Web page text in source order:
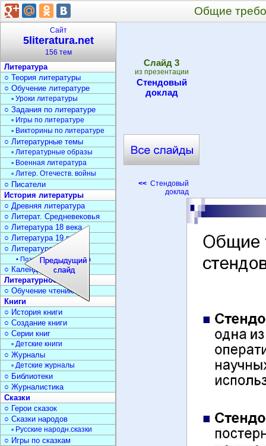
Общие
Cлайд 3
из презентации
Стендовый
доклад
<< Стендовый
доклад
Сайт
5literatura.net
156 тем
Литература
○ Теория литературы
○ Обучение литературе
▫ Уроки литературы
○ Задания по литературе
▫ Игры по литературе
▫ Викторины по литературе
○ Литературные темы
▫ Литературные образы
▫ Военная литература
▫ Литер. Отечеств. войны
○ Писатели
История литературы
○ Древняя литература
○ Литерат. Средневековья
○ Литература 18 века
○ Литература 19 века
○ Литература 20 века
• Поэзия Серебрян. века
○ Календарь дат
Литературное чтение
○ Обучение чтению
Книги
○ История книги
○ Создание книги
○ Серии книг
▫ Детские книги
○ Журналы
▫ Детские журналы
○ Библиотеки
○ Журналистика
Сказки
○ Герои сказок
○ Сказки народов
▫ Русские народн.сказки
○ Игры по сказкам